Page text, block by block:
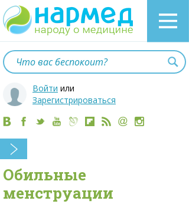
Войти или
Зарегистрироваться
Обильные
менструации